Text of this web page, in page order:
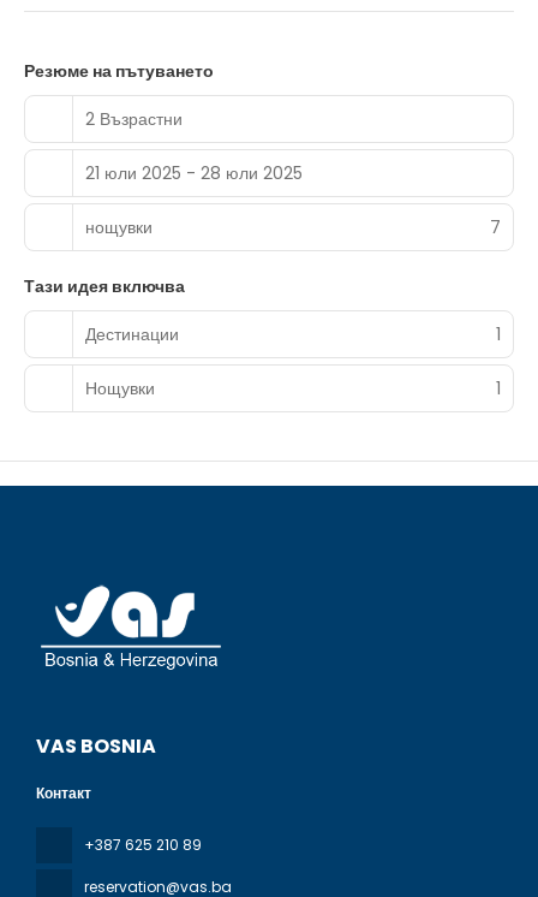
you can enjoy other recreational amenities including an
complimentary wireless internet access, concierge
services, and a banquet hall.
Make yourself at home in one of the 83 air-conditioned
rooms featuring free minibar items and Smart televisions.
Your memory foam bed comes with premium bedding.
Rooms have private lanais. Complimentary wired and
wireless internet access keeps you connected, and cable
programming provides entertainment. Private bathrooms
You can enjoy a meal at the restaurant serving the
guests of Sea Coast Resort Halkidiki , or stop in at the
snack bar/deli. Mingle with other guests at the
complimentary reception, held daily. Relax with a
refreshing drink from the beach bar or one of the 2
Резюме на пътуването
2 Възрастни
21 юли 2025 - 28 юли 2025
нощувки 7
Тази идея включва
Дестинации
1
Нощувки 1
VAS BOSNIA
Контакт
+387 625 210 89
reservation@vas.ba